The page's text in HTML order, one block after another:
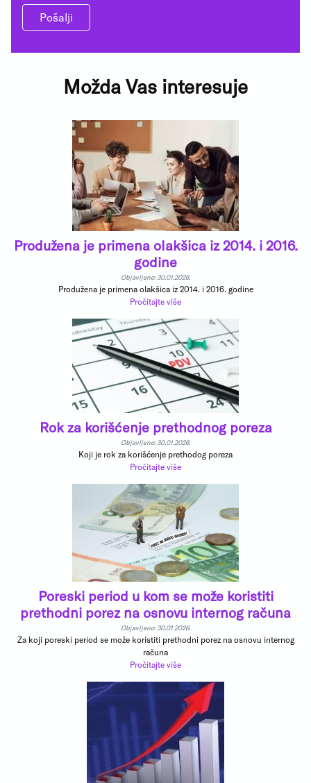
Pošalji
Možda Vas interesuje
Produžena je primena olakšica iz 2014. i 2016.
godine
Objavljeno: 30.01.2026.
Produžena je primena olakšica iz 2014. i 2016. godine
Pročitajte više
Rok za korišćenje prethodnog poreza
Objavljeno: 30.01.2026.
Koji je rok za korišćenje prethodog poreza
Pročitajte više
Poreski period u kom se može koristiti
prethodni porez na osnovu internog računa
Objavljeno: 30.01.2026.
Za koji poreski period se može koristiti prethodni porez na osnovu internog
računa
Pročitajte više